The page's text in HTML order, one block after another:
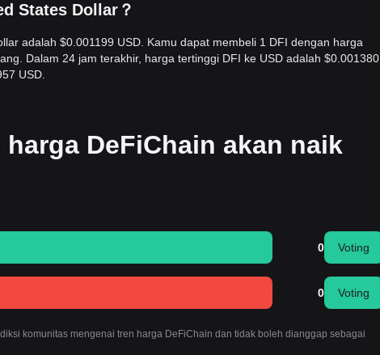
States Dollar？
adalah $0.001199 USD. Kamu dapat membeli 1 DFI dengan harga
Dalam 24 jam terakhir, harga tertinggi DFI ke USD adalah $0.001380
USD.
DeFiChain akan naik
0 Voting
0 Voting
komunitas mengenai tren harga DeFiChain dan tidak boleh dianggap sebagai